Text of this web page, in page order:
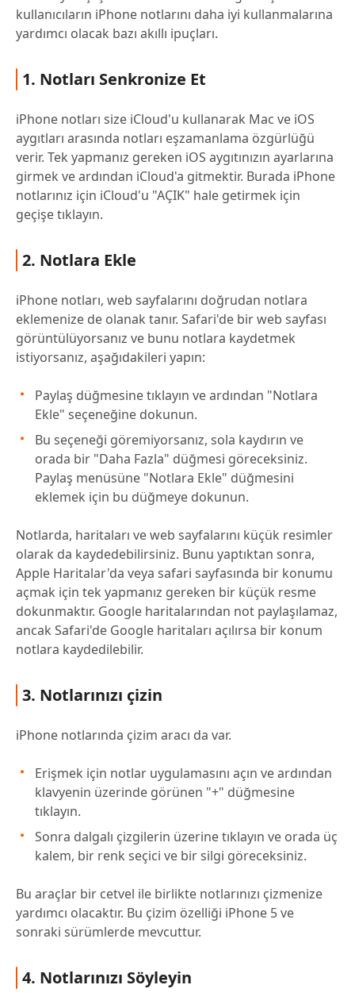
kullanıcıların iPhone notlarını daha iyi kullanmalarına
yardımcı olacak bazı akıllı ipuçları.
1. Notları Senkronize Et
iPhone notları size iCloud'u kullanarak Mac ve iOS
aygıtları arasında notları eşzamanlama özgürlüğü
verir. Tek yapmanız gereken iOS aygıtınızın ayarlarına
girmek ve ardından iCloud'a gitmektir. Burada iPhone
notlarınız için iCloud'u "AÇIK" hale getirmek için
geçişe tıklayın.
2. Notlara Ekle
iPhone notları, web sayfalarını doğrudan notlara
eklemenize de olanak tanır. Safari'de bir web sayfası
görüntülüyorsanız ve bunu notlara kaydetmek
istiyorsanız, aşağıdakileri yapın:
Paylaş düğmesine tıklayın ve ardından "Notlara
Ekle" seçeneğine dokunun.
Bu seçeneği göremiyorsanız, sola kaydırın ve
orada bir "Daha Fazla" düğmesi göreceksiniz.
Paylaş menüsüne "Notlara Ekle" düğmesini
eklemek için bu düğmeye dokunun.
Notlarda, haritaları ve web sayfalarını küçük resimler
olarak da kaydedebilirsiniz. Bunu yaptıktan sonra,
Apple Haritalar'da veya safari sayfasında bir konumu
açmak için tek yapmanız gereken bir küçük resme
dokunmaktır. Google haritalarından not paylaşılamaz,
ancak Safari'de Google haritaları açılırsa bir konum
notlara kaydedilebilir.
3. Notlarınızı çizin
iPhone notlarında çizim aracı da var.
Erişmek için notlar uygulamasını açın ve ardından
klavyenin üzerinde görünen "+" düğmesine
tıklayın.
Sonra dalgalı çizgilerin üzerine tıklayın ve orada üç
kalem, bir renk seçici ve bir silgi göreceksiniz.
Bu araçlar bir cetvel ile birlikte notlarınızı çizmenize
yardımcı olacaktır. Bu çizim özelliği iPhone 5 ve
sonraki sürümlerde mevcuttur.
4. Notlarınızı Söyleyin